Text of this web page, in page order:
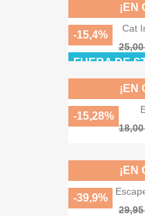
Cat
25,00
¡EN
-15,4%
FUERA DE
18,00
¡EN
-15,28%
Pack
29,95
¡EN
-39,9%